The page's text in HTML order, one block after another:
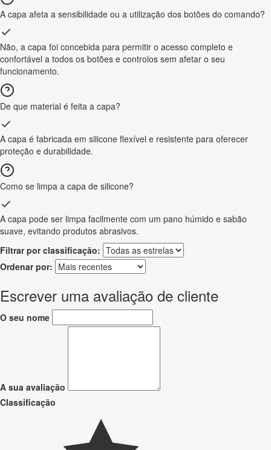
A capa afeta a sensibilidade ou a utilização dos botões do comando?
Não, a capa foi concebida para permitir o acesso completo e
confortável a todos os botões e controlos sem afetar o seu
funcionamento.
De que material é feita a capa?
A capa é fabricada em silicone flexível e resistente para oferecer
proteção e durabilidade.
Como se limpa a capa de silicone?
A capa pode ser limpa facilmente com um pano húmido e sabão
suave, evitando produtos abrasivos.
Filtrar por classificação:
Ordenar por:
Escrever uma avaliação de cliente
O seu nome
A sua avaliação
Classificação